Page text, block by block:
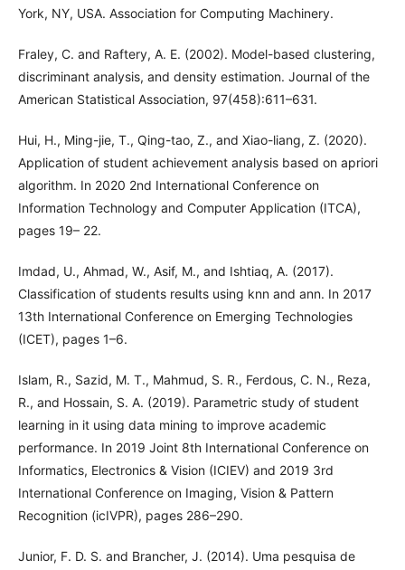
York, NY, USA. Association for Computing Machinery.
Fraley, C. and Raftery, A. E. (2002). Model-based clustering,
discriminant analysis, and density estimation. Journal of the
American Statistical Association, 97(458):611–631.
Hui, H., Ming-jie, T., Qing-tao, Z., and Xiao-liang, Z. (2020).
Application of student achievement analysis based on apriori
algorithm. In 2020 2nd International Conference on
Information Technology and Computer Application (ITCA),
pages 19– 22.
Imdad, U., Ahmad, W., Asif, M., and Ishtiaq, A. (2017).
Classification of students results using knn and ann. In 2017
13th International Conference on Emerging Technologies
(ICET), pages 1–6.
Islam, R., Sazid, M. T., Mahmud, S. R., Ferdous, C. N., Reza,
R., and Hossain, S. A. (2019). Parametric study of student
learning in it using data mining to improve academic
performance. In 2019 Joint 8th International Conference on
Informatics, Electronics & Vision (ICIEV) and 2019 3rd
International Conference on Imaging, Vision & Pattern
Recognition (icIVPR), pages 286–290.
Junior, F. D. S. and Brancher, J. (2014). Uma pesquisa de